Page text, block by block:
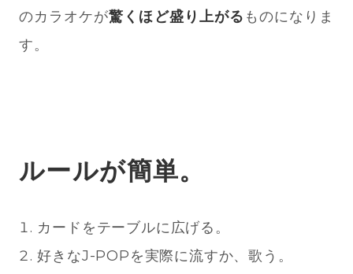
のカラオケが驚くほど盛り上がる ものになりま
す。
ルールが簡単。
カードをテーブルに広げる。
好きなJ-POPを実際に流すか、歌う。